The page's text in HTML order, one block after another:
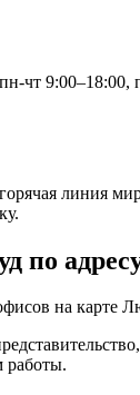
пн-чт 9:00–18:00,
линия
по
на карте
работы.